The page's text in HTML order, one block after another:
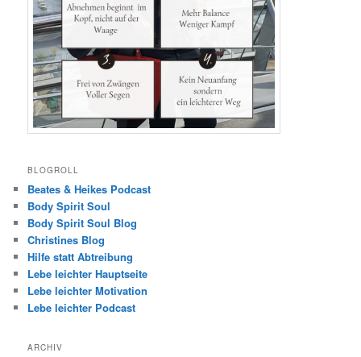
BLOGROLL
Beates & Heikes Podcast
Body Spirit Soul
Body Spirit Soul Blog
Christines Blog
Hilfe statt Abtreibung
Lebe leichter Hauptseite
Lebe leichter Motivation
Lebe leichter Podcast
ARCHIV